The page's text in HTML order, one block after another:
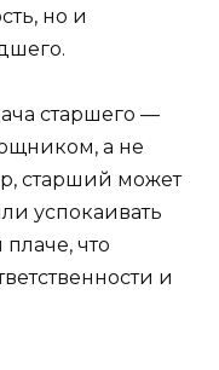
но и
старшего —
а не
старший может
успокаивать
что
и